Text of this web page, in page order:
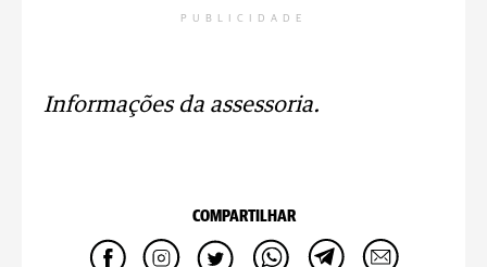
PUBLICIDADE
Informações da assessoria.
COMPARTILHAR